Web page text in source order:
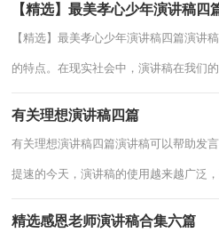
【精选】最美孝心少年演讲稿四
【精选】最美孝心少年演讲稿四篇演讲
的特点。在现实社会中，演讲稿在我们
有关理想演讲稿四篇
有关理想演讲稿四篇演讲稿可以帮助发
提速的今天，演讲稿的使用越来越广泛
精选感恩老师演讲稿合集六篇